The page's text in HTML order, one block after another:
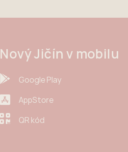
Nový Jičín v mobilu
Google Play
AppStore
QR kód